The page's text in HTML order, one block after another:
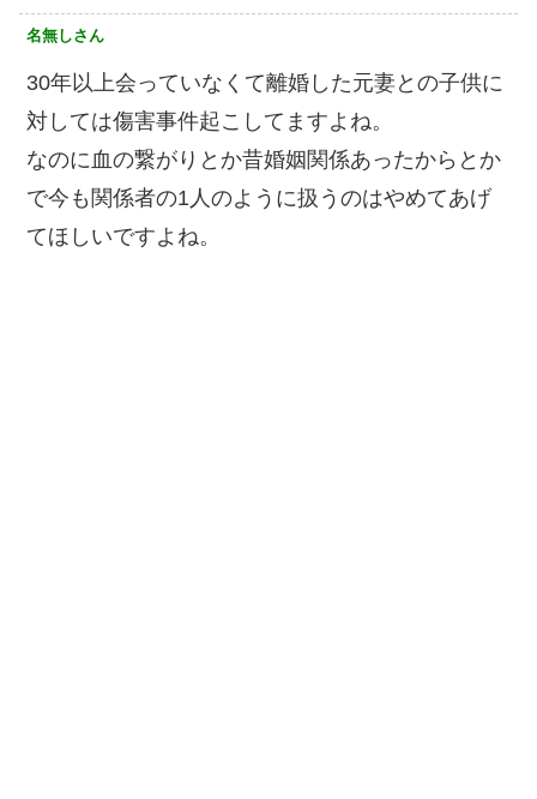
名無しさん
30年以上会っていなくて離婚した元妻との子供に
対しては傷害事件起こしてますよね。
なのに血の繋がりとか昔婚姻関係あったからとか
で今も関係者の1人のように扱うのはやめてあげ
てほしいですよね。